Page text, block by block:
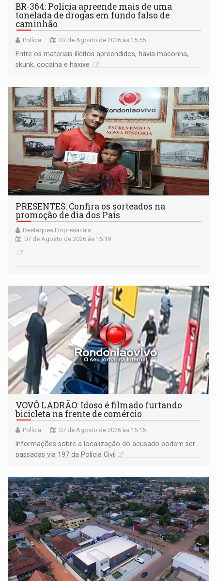
BR-364: Polícia apreende mais de uma
tonelada de drogas em fundo falso de
caminhão
Polícia 07 de Agosto de 2026 às 15:55
Entre os materiais ilícitos apreendidos, havia maconha,
skunk, cocaína e haxixe
PRESENTES: Confira os sorteados na
promoção de dia dos Pais
Destaques Empresariais
07 de Agosto de 2026 às 15:19
VOVÔ LADRÃO: Idoso é filmado furtando
bicicleta na frente de comércio
Polícia 07 de Agosto de 2026 às 15:15
Informações sobre a localização do acusado podem ser
passadas via 197 da Polícia Civil